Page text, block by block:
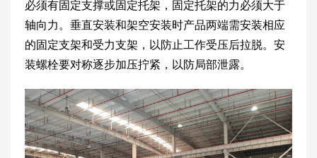
必须有固定支撑或固定托架，固定托架的力必须大于
轴向力。垂直安装和架空安装时产品两端需安装相应
的固定支架和受力支架，以防止工作受压后拉脱。安
装螺栓要对称逐步加压拧紧，以防局部泄露。